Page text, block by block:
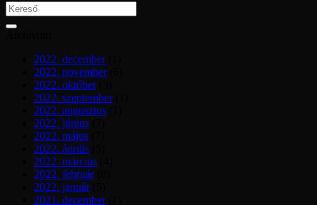
2022. december(1)
2022. november(6)
2022. október(3)
2022. szeptember(1)
2022. augusztus
2022. június
2022. május
2022. április
2022. március
2022. február(8)
2022. január(5)
2021. december(1)